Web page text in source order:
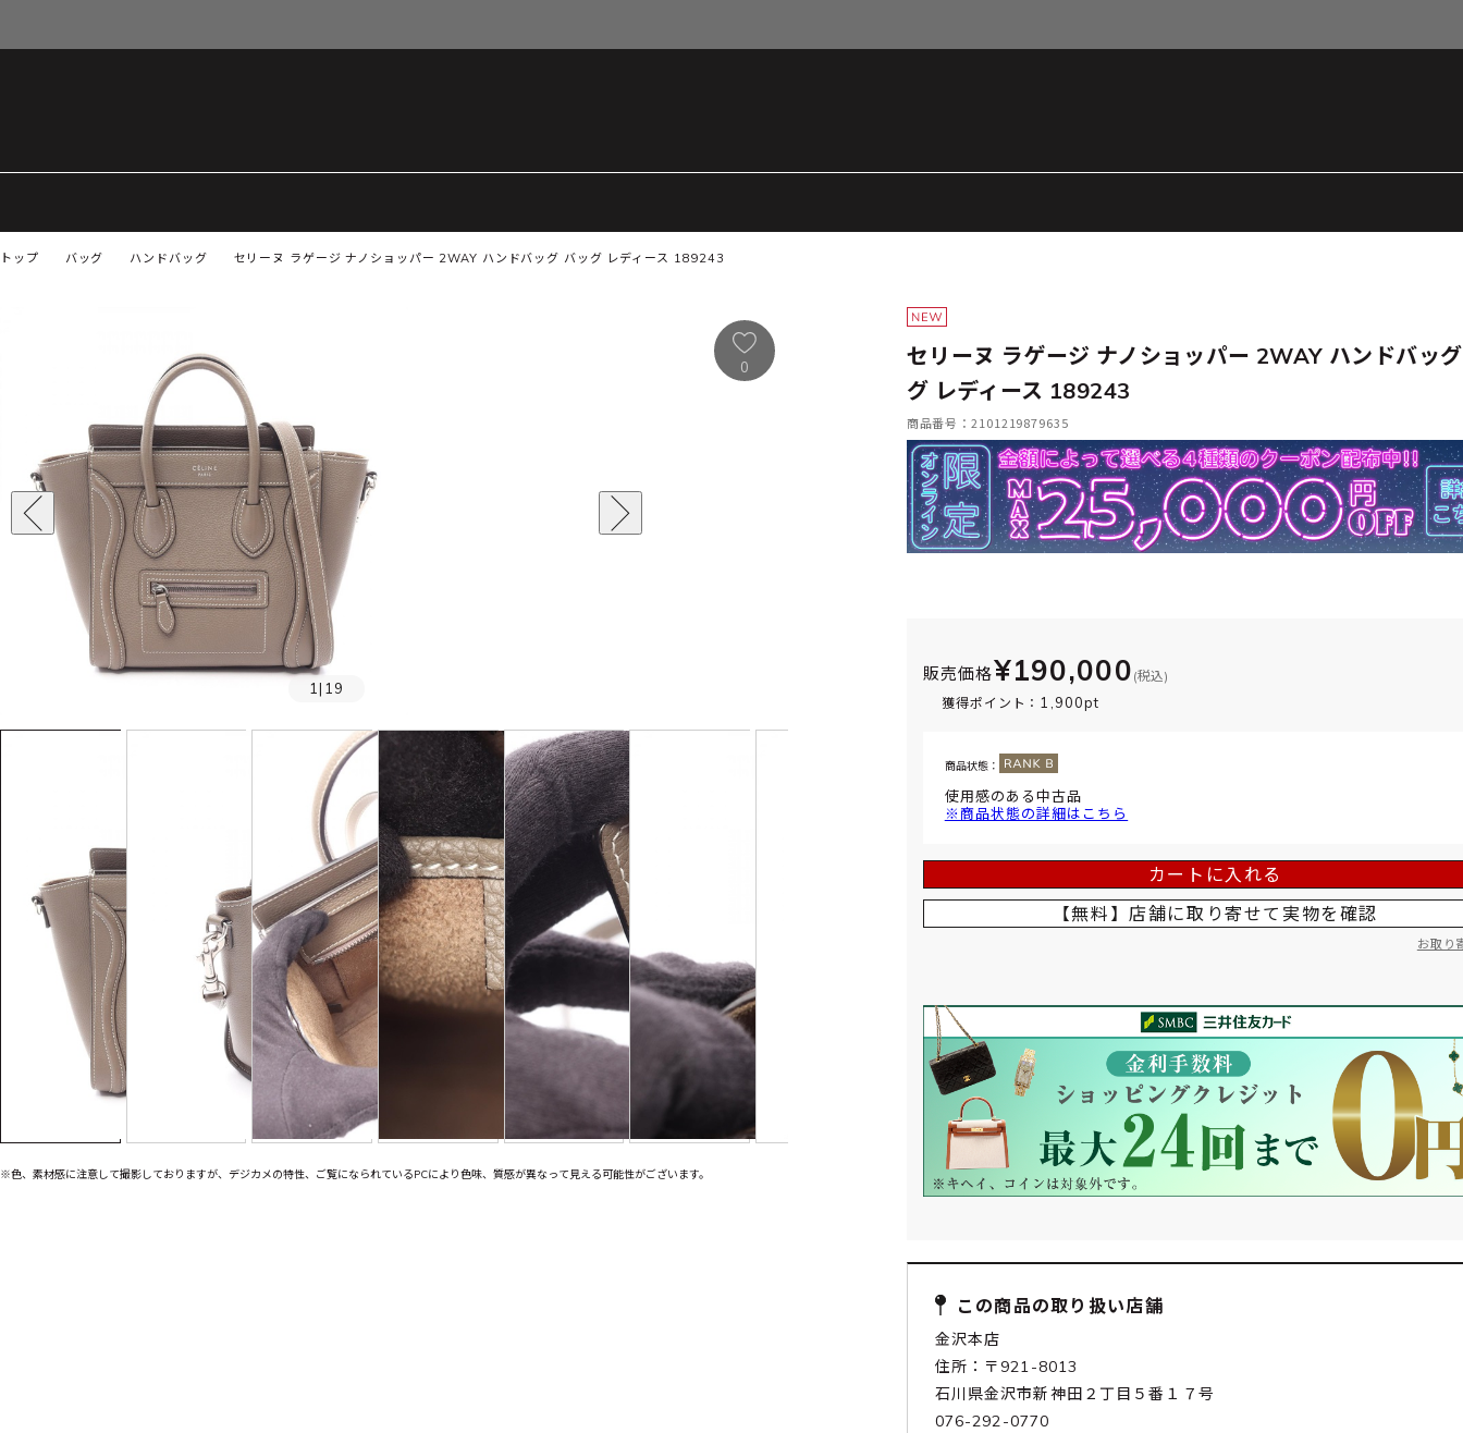
トップ セリーヌ ラゲージ ナノショッパー 2WAY ハンドバッグ バッグ レディース 189243
バッグ ハンドバッグ
1| 19
0
※色、素材感に注意して撮影しておりますが、デジカメの特性、ご覧になられているPCにより色味、質感が異なって見える可能性がございます。
セリーヌ ラゲージ ナノショッパー 2WAY ハンドバッ
グ レディース 189243
商品番号：2101219879635
販売価格¥190,000 (税込)
獲得ポイント： 1,900pt
商品状態：
使用感のある中古品
※商品状態の詳細はこちら
カートに入れる
【無料】店舗に取り寄せて 実物を確認
お取り
この商品の取り扱い店舗
金沢本店
住所：〒921-8013
石川県金沢市新神田２丁目５番１７号
076-292-0770